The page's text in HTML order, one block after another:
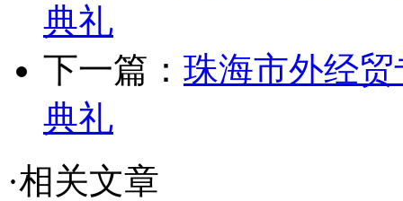
典礼
下一篇： 珠海市外经
典礼
·相关文章